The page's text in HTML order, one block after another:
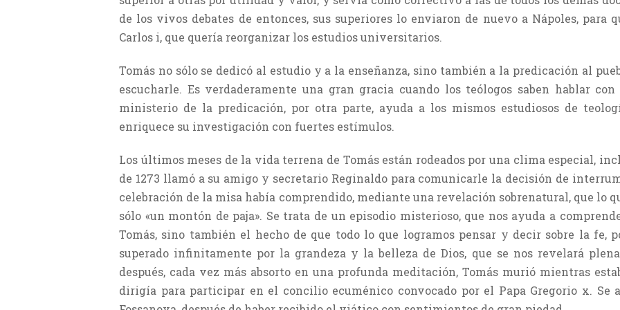
de los vivos debates de entonces, sus superiores lo enviaron de nuevo a Nápoles, para
Carlos i, que quería reorganizar los estudios universitarios.
Tomás no sólo se dedicó al estudio y a la enseñanza, sino también a la predicación al
escucharle. Es verdaderamente una gran gracia cuando los teólogos saben hablar
ministerio de la predicación, por otra parte, ayuda a los mismos estudiosos de
enriquece su investigación con fuertes estímulos.
Los últimos meses de la vida terrena de Tomás están rodeados por una clima especial,
de 1273 llamó a su amigo y secretario Reginaldo para comunicarle la decisión de
celebración de la misa había comprendido, mediante una revelación sobrenatural, que lo
sólo «un montón de paja». Se trata de un episodio misterioso, que nos ayuda a
Tomás, sino también el hecho de que todo lo que logramos pensar y decir sobre la fe,
superado infinitamente por la grandeza y la belleza de Dios, que se nos revelará
después, cada vez más absorto en una profunda meditación, Tomás murió mientras
dirigía para participar en el concilio ecuménico convocado por el Papa Gregorio x. Se